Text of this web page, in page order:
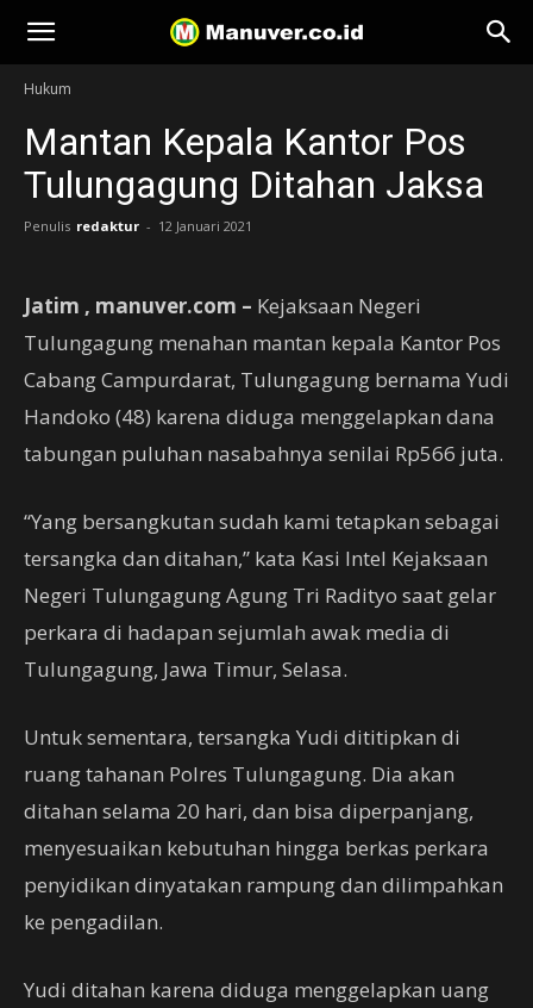
Manuver
Hukum
Mantan Kepala Kantor Pos
Tulungagung Ditahan Jaksa
Penulis redaktur - 12 Januari 2021
Jatim , manuver.com – Kejaksaan Negeri
Tulungagung menahan mantan kepala Kantor Pos
Cabang Campurdarat, Tulungagung bernama Yudi
Handoko (48) karena diduga menggelapkan dana
tabungan puluhan nasabahnya senilai Rp566 juta.
“Yang bersangkutan sudah kami tetapkan sebagai
tersangka dan ditahan,” kata Kasi Intel Kejaksaan
Negeri Tulungagung Agung Tri Radityo saat gelar
perkara di hadapan sejumlah awak media di
Tulungagung, Jawa Timur, Selasa.
Untuk sementara, tersangka Yudi dititipkan di
ruang tahanan Polres Tulungagung. Dia akan
ditahan selama 20 hari, dan bisa diperpanjang,
menyesuaikan kebutuhan hingga berkas perkara
penyidikan dinyatakan rampung dan dilimpahkan
ke pengadilan.
Yudi ditahan karena diduga menggelapkan uang